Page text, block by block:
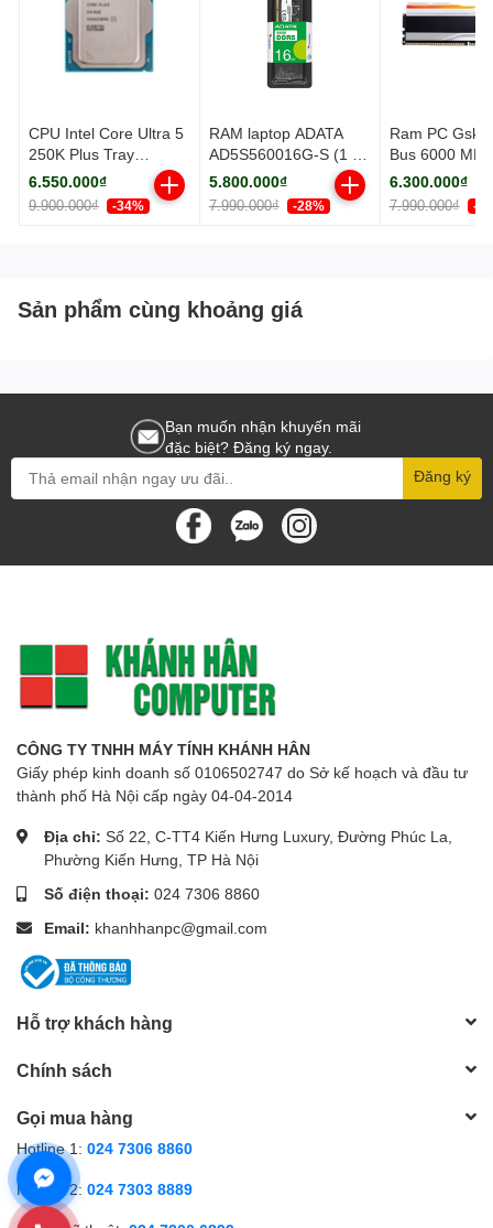
CPU Intel Core Ultra 5
250K Plus Tray
(Socket 1851/ Base
3.3Ghz/ Turbo
5.3GHz/ 18 Cores/ 18
6.550.000₫
9.900.000₫ -34%
RAM laptop ADATA
AD5S560016G-S (1 x
16GB) DDR5
5600MHz
5.800.000₫
7.990.000₫ -28%
Ram PC
Bus 6000
(F5-
TZ5RW)
6.300.000₫
7.990.000₫ -
Sản phẩm cùng khoảng giá
Bạn muốn nhận khuyến mãi
đặc biệt? Đăng ký ngay.
Đăng ký
CÔNG TY TNHH MÁY TÍNH KHÁNH HÂN
Giấy phép kinh doanh số 0106502747 do Sở kế hoạch và đầu tư
thành phố Hà Nội cấp ngày 04-04-2014
Địa chỉ: Số 22, C-TT4 Kiến Hưng Luxury, Đường Phúc La,
Phường Kiến Hưng, TP Hà Nội
Số điện thoại: 024 7306 8860
Email: khanhhanpc@gmail.com
Hỗ trợ khách hàng
Chính sách
Gọi mua hàng
Hotline 1: 024 7306 8860
Hotline 2: 024 7303 8889